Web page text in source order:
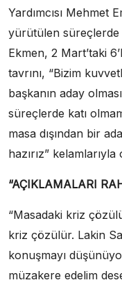
Yardımcısı Mehmet
yürütülen süreçlerde
Ekmen, 2 Mart’taki
tavrını, “Bizim
başkanın aday
süreçlerde katı
masa dışından bir
hazırız”
“AÇIKLAMALARI
“Masadaki kriz
kriz çözülür. Lakin
konuşmayı
müzakere edelim